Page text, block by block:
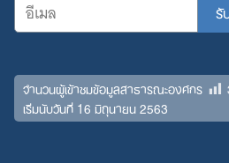
จำนวนผู้เข้าชมข้อมูลสาธารณะองค์กร
เริ่มนับวันที่ 16 มิถุนายน 2563